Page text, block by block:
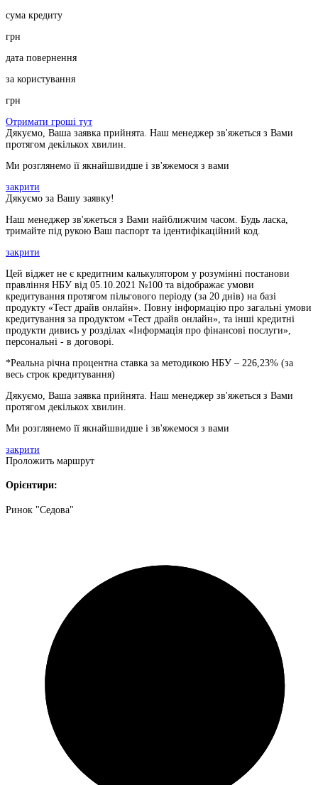
сума кредиту
грн
дата повернення
за користування
грн
Отримати гроші тут
Дякуємо, Ваша заявка прийнята. Наш менеджер зв'яжеться з Вами
протягом декількох хвилин.
Ми розглянемо її якнайшвидше і зв'яжемося з вами
закрити
Дякуємо за Вашу заявку!
Наш менеджер зв'яжеться з Вами найближчим часом. Будь ласка,
тримайте під рукою Ваш паспорт та ідентифікаційний код.
закрити
Цей віджет не є кредитним калькулятором у розумінні постанови
правління НБУ від 05.10.2021 №100 та відображає умови
кредитування протягом пільгового періоду (за 20 днів) на базі
продукту «Тест драйв онлайн». Повну інформацію про загальні умови
кредитування за продуктом «Тест драйв онлайн», та інші кредитні
продукти дивись у розділах «Інформація про фінансові послуги»,
персональні - в договорі.
*Реальна річна процентна ставка за методикою НБУ – 226,23% (за
весь строк кредитування)
Дякуємо, Ваша заявка прийнята. Наш менеджер зв'яжеться з Вами
протягом декількох хвилин.
Ми розглянемо її якнайшвидше і зв'яжемося з вами
закрити
Проложить маршрут
Орієнтири:
Ринок "Седова"